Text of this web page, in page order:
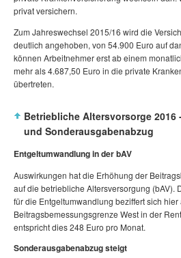
privat versichern.
Zum Jahreswechsel 2015/16 wird die
deutlich angehoben, von 54.900 Euro auf
können Arbeitnehmer erst ab einem
mehr als 4.687,50 Euro in die private
übertreten.
Betriebliche Altersvorsorge
und Sonderausgabenabzug
Entgeltumwandlung in der bAV
Auswirkungen hat die Erhöhung der
auf die betriebliche Altersversorgung (bAV).
für die Entgeltumwandlung beziffert sich
Beitragsbemessungsgrenze West in der
entspricht dies 248 Euro pro Monat.
Sonderausgabenabzug steigt